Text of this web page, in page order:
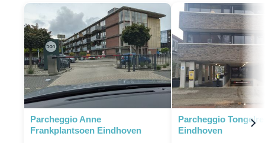
Parcheggio Anne
Frankplantsoen Eindhoven
Parcheggio
Eindhoven